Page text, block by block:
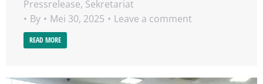
Pressrelease, Sekretariat
By
Mei 30, 2025 Leave a comment
READ MORE